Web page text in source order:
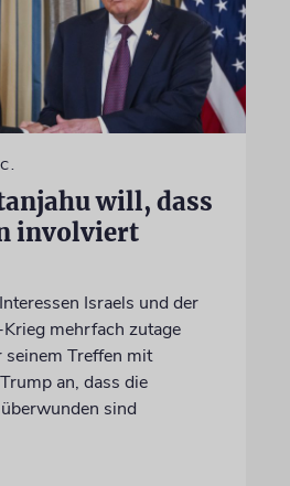
will, dass
involviert
Israels und der
mehrfach zutage
Treffen mit
an, dass die
sind